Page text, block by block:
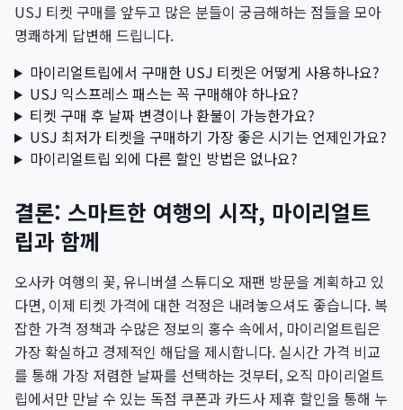
USJ 티켓 구매를 앞두고 많은 분들이 궁금해하는 점들을 모아
명쾌하게 답변해 드립니다.
마이리얼트립에서 구매한 USJ 티켓은 어떻게 사용하나요?
USJ 익스프레스 패스는 꼭 구매해야 하나요?
티켓 구매 후 날짜 변경이나 환불이 가능한가요?
USJ 최저가 티켓을 구매하기 가장 좋은 시기는 언제인가요?
마이리얼트립 외에 다른 할인 방법은 없나요?
결론: 스마트한 여행의 시작, 마이리얼트
립과 함께
오사카 여행의 꽃, 유니버셜 스튜디오 재팬 방문을 계획하고 있
다면, 이제 티켓 가격에 대한 걱정은 내려놓으셔도 좋습니다. 복
잡한 가격 정책과 수많은 정보의 홍수 속에서, 마이리얼트립은
가장 확실하고 경제적인 해답을 제시합니다. 실시간 가격 비교
를 통해 가장 저렴한 날짜를 선택하는 것부터, 오직 마이리얼트
립에서만 만날 수 있는 독점 쿠폰과 카드사 제휴 할인을 통해 누